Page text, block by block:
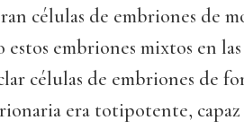
células de embriones de
estos embriones mixtos en
células de embriones de
era totipotente,